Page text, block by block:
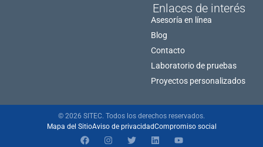
Enlaces de interés
Asesoría en línea
Blog
Contacto
Laboratorio de pruebas
Proyectos personalizados
© 2026 SITEC. Todos los derechos reservados.
Mapa del SitioAviso de privacidadCompromiso social